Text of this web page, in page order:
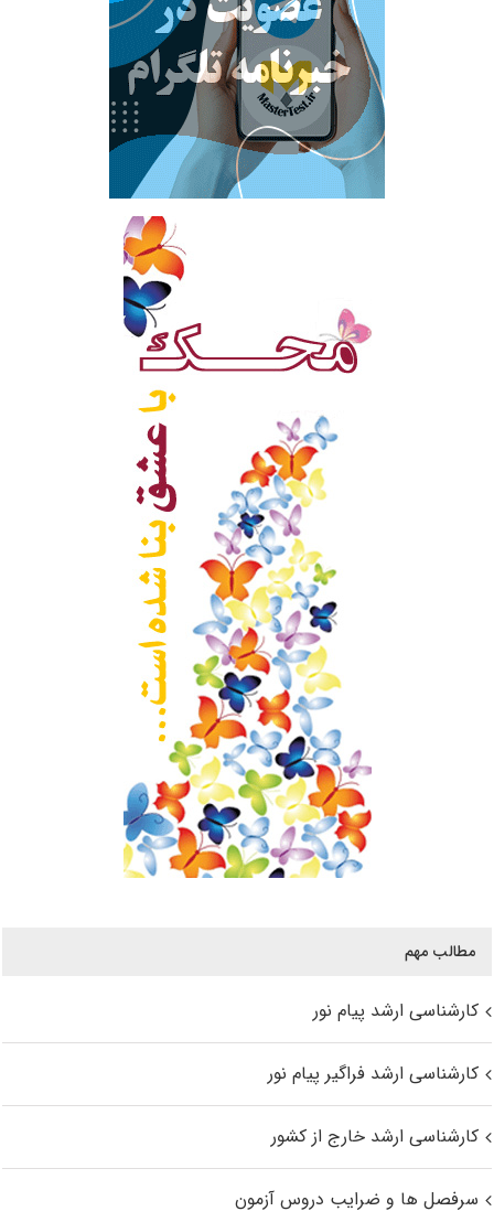
مطالب مهم
کارشناسی ارشد پیام نور
کارشناسی ارشد فراگیر پیام نور
کارشناسی ارشد خارج از کشور
سرفصل ها و ضرایب دروس آزمون